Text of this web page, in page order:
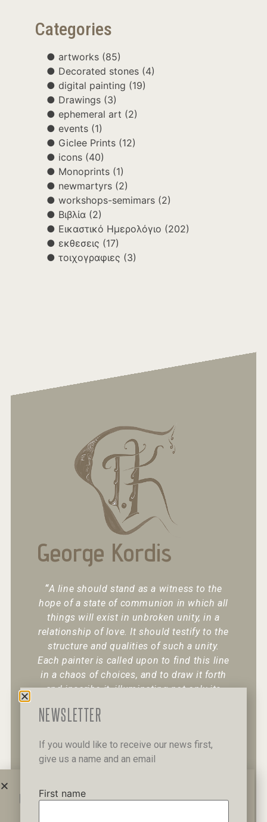
Categories
artworks (85)
Decorated stones (4)
digital painting (19)
Drawings (3)
ephemeral art (2)
events (1)
Giclee Prints (12)
icons (40)
Monoprints (1)
newmartyrs (2)
workshops-semimars (2)
Βιβλία (2)
Εικαστικό Ημερολόγιο (202)
εκθεσεις (17)
τοιχογραφιες (3)
George Kordis
“A line should stand as a witness to the
hope of a state of communion in which all
things will exist in unbroken unity, in a
relationship of love. It should testify to the
structure and qualities of such a unity.
Each painter is called upon to find this line
in a chaos of choices, and to draw it forth
and inscribe it, illuminating not only its
WAIT A MINUTE...
NEWSLETTER
If you would like to receive our news first,
give us a name and an email
First name